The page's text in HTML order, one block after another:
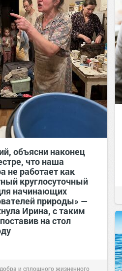
объясни наконец
что наша
не работает как
круглосуточный
начинающих
природы» —
Ирина, с таким
на стол
и сплошного жизненного